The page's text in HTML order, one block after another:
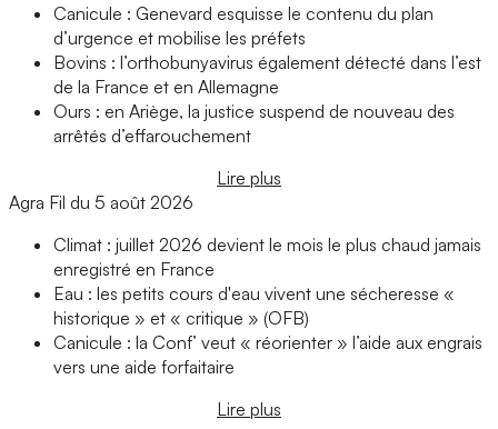
Canicule : Genevard esquisse le contenu du plan
d’urgence et mobilise les préfets
Bovins : l’orthobunyavirus également détecté dans l’est
de la France et en Allemagne
Ours : en Ariège, la justice suspend de nouveau des
arrêtés d’effarouchement
Lire plus
Agra Fil du 5 août 2026
Climat : juillet 2026 devient le mois le plus chaud jamais
enregistré en France
Eau : les petits cours d'eau vivent une sécheresse «
historique » et « critique » (OFB)
Canicule : la Conf’ veut « réorienter » l’aide aux engrais
vers une aide forfaitaire
Lire plus